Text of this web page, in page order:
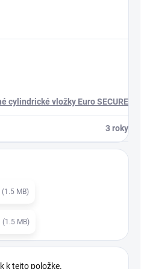
cylindrické vložky Euro SECURE
3 roky
(1.5 MB)
(1.5 MB)
k tejto položke.